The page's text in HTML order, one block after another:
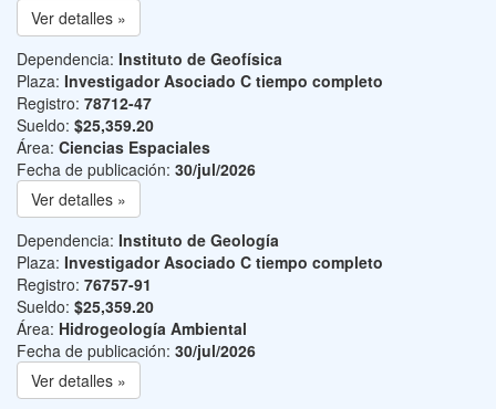
Ver detalles »
Dependencia: Instituto de Geofísica
Plaza: Investigador Asociado C tiempo completo
Registro: 78712-47
Sueldo: $25,359.20
Área: Ciencias Espaciales
Fecha de publicación: 30/jul/2026
Ver detalles »
Dependencia: Instituto de Geología
Plaza: Investigador Asociado C tiempo completo
Registro: 76757-91
Sueldo: $25,359.20
Área: Hidrogeología Ambiental
Fecha de publicación: 30/jul/2026
Ver detalles »